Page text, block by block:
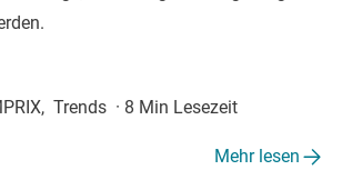
Trends · 8 Min Lesezeit
Mehr lesen